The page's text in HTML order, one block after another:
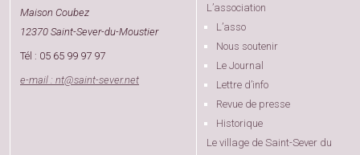
Maison Coubez
12370 Saint-Sever-du-Moustier
Tél : 05 65 99 97 97
e-mail : nt@saint-sever.net
L’association
L’asso
Nous soutenir
Le Journal
Lettre d’info
Revue de presse
Historique
Le village de Saint-Sever du